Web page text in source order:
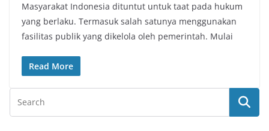
Masyarakat Indonesia dituntut untuk taat pada hukum
yang berlaku. Termasuk salah satunya menggunakan
fasilitas publik yang dikelola oleh pemerintah. Mulai
Read More